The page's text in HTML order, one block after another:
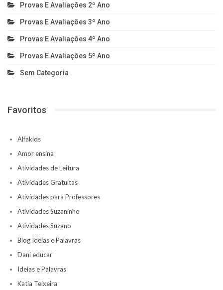
Provas E Avaliações 2º Ano
Provas E Avaliações 3º Ano
Provas E Avaliações 4º Ano
Provas E Avaliações 5º Ano
Sem Categoria
Favoritos
Alfakids
Amor ensina
Atividades de Leitura
Atividades Gratuitas
Atividades para Professores
Atividades Suzaninho
Atividades Suzano
Blog Ideias e Palavras
Dani educar
Ideias e Palavras
Katia Teixeira